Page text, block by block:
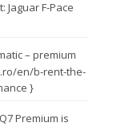
Jaguar F-Pace
– premium
en/b-rent-the-
}
Premium is